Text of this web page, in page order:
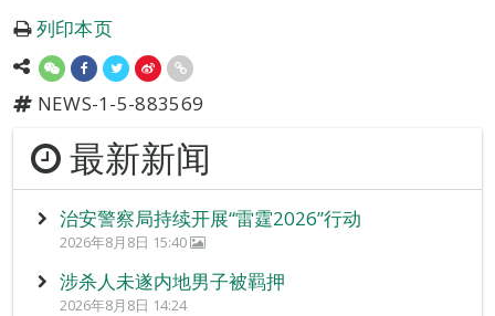
列印本页
NEWS-1-5-883569
最新新闻
治安警察局持续开展“雷霆2026”行动
2026年8月8日 15:40
涉杀人未遂内地男子被羁押
2026年8月8日 14:24